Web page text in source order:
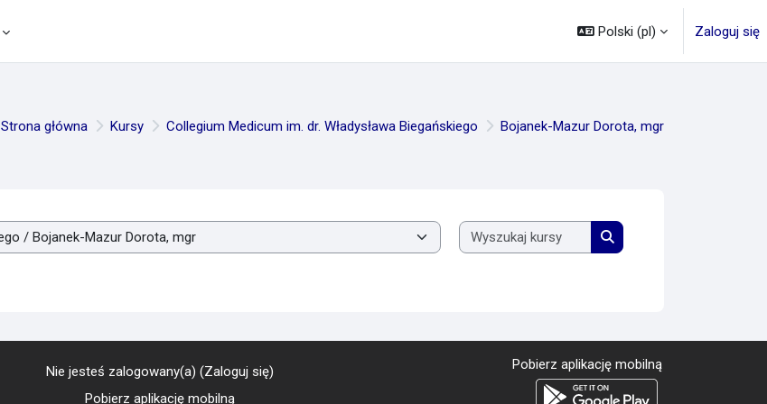
Polski ‎(pl)‎ Zaloguj się
Strona główna Kursy Collegium Medicum im. dr. Władysława Biegańskiego Bojanek-Mazur Dorota, mgr
Wyszukaj kursy
Wyszukaj kursy
Nie jesteś zalogowany(a) (Zaloguj się)
Pobierz aplikację mobilną
Pobierz aplikację mobilną